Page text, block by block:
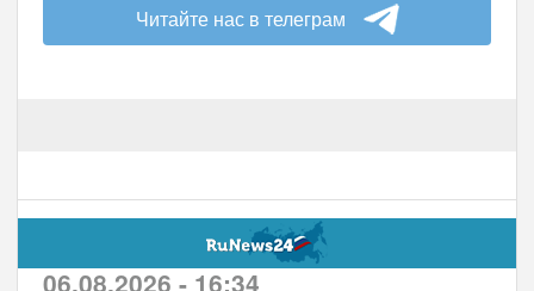
Читайте нас в телеграм
06.08.2026 - 16:34